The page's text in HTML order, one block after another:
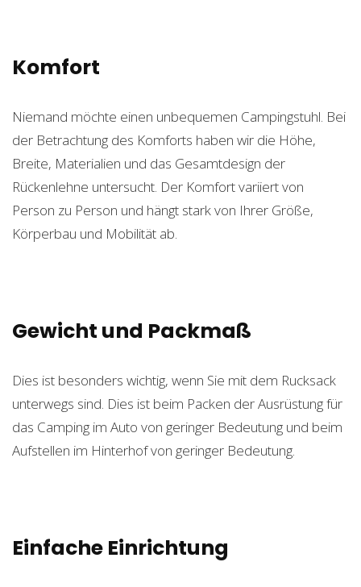
Komfort
Niemand möchte einen unbequemen Campingstuhl. Bei
der Betrachtung des Komforts haben wir die Höhe,
Breite, Materialien und das Gesamtdesign der
Rückenlehne untersucht. Der Komfort variiert von
Person zu Person und hängt stark von Ihrer Größe,
Körperbau und Mobilität ab.
Gewicht und Packmaß
Dies ist besonders wichtig, wenn Sie mit dem Rucksack
unterwegs sind. Dies ist beim Packen der Ausrüstung für
das Camping im Auto von geringer Bedeutung und beim
Aufstellen im Hinterhof von geringer Bedeutung.
Einfache Einrichtung